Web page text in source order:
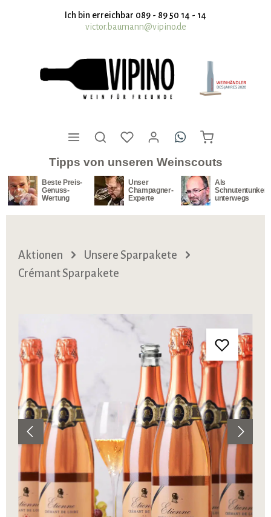
springenIch bin erreichbar 089 - 89 50 14 - 14
victor.baumann@vipino.de
Tipps von unseren Weinscouts
Beste Preis-
Genuss-
Wertung
Unser
Champagner-
Experte
Als
Schnutentunker
unterwegs
Aktionen
Unsere Sparpakete
Crémant Sparpakete
Bildergalerie überspringen